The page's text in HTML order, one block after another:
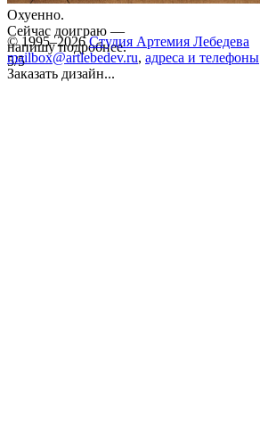
Охуенно.
Сейчас доиграю —
напишу подробнее.
5/5
© 1995–2026 Студия Артемия Лебедева
mailbox@artlebedev.ru, адреса и телефоны
Заказать дизайн...